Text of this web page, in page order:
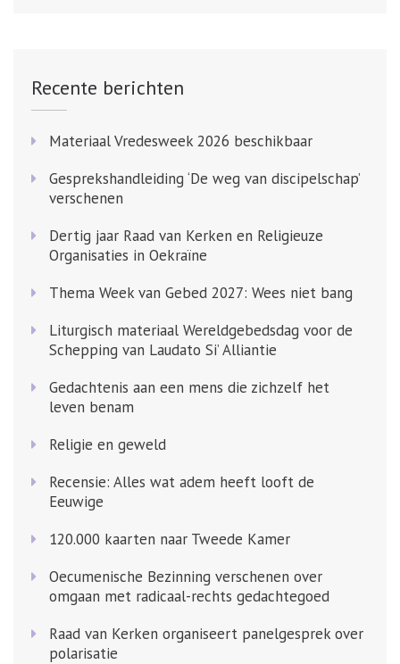
Recente berichten
Materiaal Vredesweek 2026 beschikbaar
Gesprekshandleiding ‘De weg van discipelschap’
verschenen
Dertig jaar Raad van Kerken en Religieuze
Organisaties in Oekraïne
Thema Week van Gebed 2027: Wees niet bang
Liturgisch materiaal Wereldgebedsdag voor de
Schepping van Laudato Si’ Alliantie
Gedachtenis aan een mens die zichzelf het
leven benam
Religie en geweld
Recensie: Alles wat adem heeft looft de
Eeuwige
120.000 kaarten naar Tweede Kamer
Oecumenische Bezinning verschenen over
omgaan met radicaal-rechts gedachtegoed
Raad van Kerken organiseert panelgesprek over
polarisatie